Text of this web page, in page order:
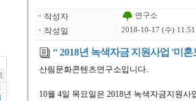
ㆍ 작성자 연구소
ㆍ 작성일 2018-10-17 (수) 11:51
“ 2018년 녹색자금 지원사업 '미
산림문화콘텐츠연구소입니다.
10월 4일 목요일은 2018년 녹색자금지원